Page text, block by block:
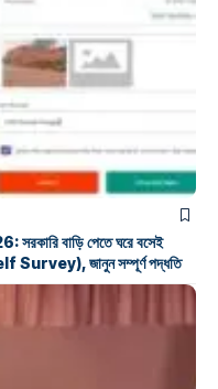
বাড়ি পেতে ঘরে বসেই
Survey), জানুন সম্পূর্ণ পদ্ধতি